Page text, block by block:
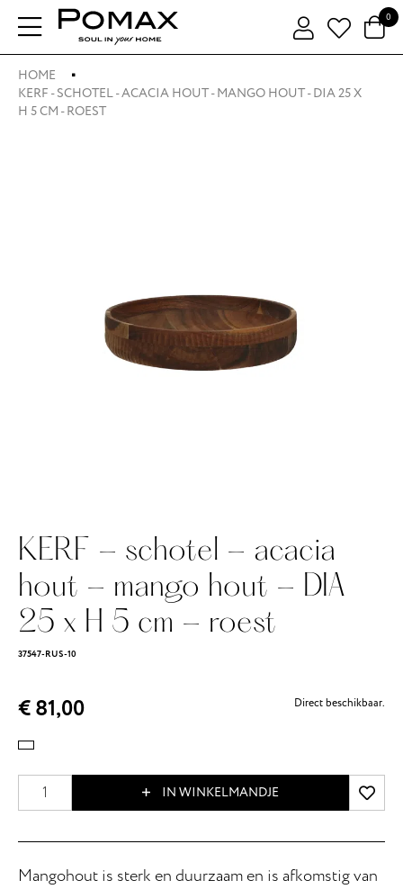
0
HOME
KERF - SCHOTEL - ACACIA HOUT - MANGO HOUT - DIA 25 X
H 5 CM - ROEST
KERF - schotel - acacia
hout - mango hout - DIA
25 x H 5 cm - roest
37547-RUS-10
€ 81,00 Direct beschikbaar.
IN WINKELMANDJE
Mangohout is sterk en duurzaam en is afkomstig van